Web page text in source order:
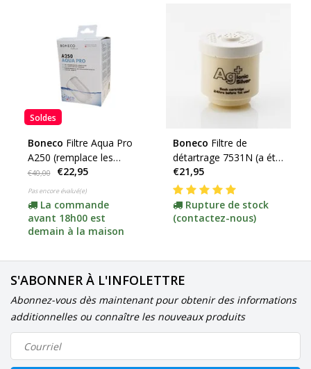
Soldes
Boneco Filtre Aqua Pro
A250 (remplace les
modèles 7531 et 7533)
€40,00 €22,95
Pas encore évalué(e)
La commande
avant 18h00 est
demain à la maison
Boneco Filtre de
détartrage 7531N (a été
remplacé par le A250
Aqua Pro)
€21,95
Rupture de stock
(contactez-nous)
S'ABONNER À L'INFOLETTRE
Abonnez-vous dès maintenant pour obtenir des informations
additionnelles ou connaître les nouveaux produits